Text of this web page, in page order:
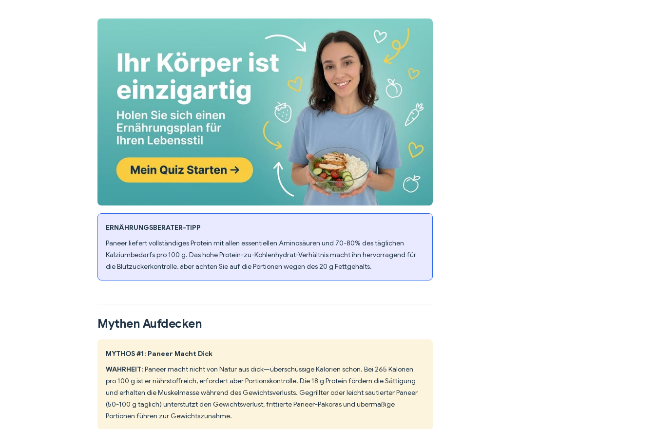
ERNÄHRUNGSBERATER-TIPP
Paneer liefert vollständiges Protein mit allen essentiellen Aminosäuren und 70-80% des täglichen
Kalziumbedarfs pro 100 g. Das hohe Protein-zu-Kohlenhydrat-Verhältnis macht ihn hervorragend für
die Blutzuckerkontrolle, aber achten Sie auf die Portionen wegen des 20 g Fettgehalts.
Mythen Aufdecken
MYTHOS #1: Paneer Macht Dick
WAHRHEIT: Paneer macht nicht von Natur aus dick—überschüssige Kalorien schon. Bei 265 Kalorien
pro 100 g ist er nährstoffreich, erfordert aber Portionskontrolle. Die 18 g Protein fördern die Sättigung
und erhalten die Muskelmasse während des Gewichtsverlusts. Gegrillter oder leicht sautierter Paneer
(50-100 g täglich) unterstützt den Gewichtsverlust; frittierte Paneer-Pakoras und übermäßige
Portionen führen zur Gewichtszunahme.